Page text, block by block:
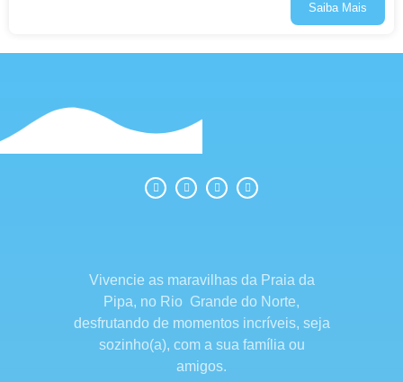
Saiba Mais
Vivencie as maravilhas da Praia da
Pipa, no Rio Grande do Norte,
desfrutando de momentos incríveis, seja
sozinho(a), com a sua família ou
amigos.